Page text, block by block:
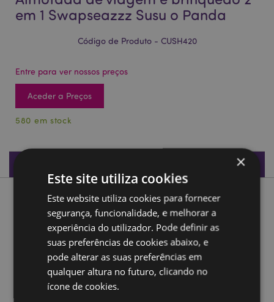
em 1 Swapseazzz Susu o Panda
Código de Produto - CUSH420
Entre para ver nossos preços
Aceder a Preços
580 em stock
Descrição do Produto
Almofada de viagem e brinquedo 2 em 1 Swapseazzz Susu
o Panda
Material:95% Poliéster e 5% de Spandex
Enchimento de esferas de poliestireno
Produto: Ao abrir o fecho do brinquedo, pode virá-lo
×
Este site utiliza cookies
Este website utiliza cookies para fornecer
segurança, funcionalidade, e melhorar a
experiência do utilizador. Pode definir as
suas preferências de cookies abaixo, e
pode alterar as suas preferências em
qualquer altura no futuro, clicando no
ícone de cookies.